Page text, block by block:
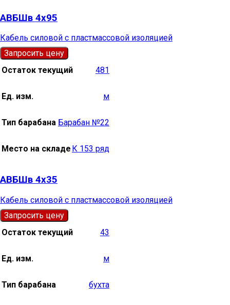
АВБШв 4х95
Кабель силовой с пластмассовой изоляцией
Запросить цену
Остаток текущий
481
Ед. изм. м
Тип барабана Барабан №22
Место на складе К 153 ряд
АВБШв 4х35
Кабель силовой с пластмассовой изоляцией
Запросить цену
Остаток текущий
43
Ед. изм. м
Тип барабана бухта